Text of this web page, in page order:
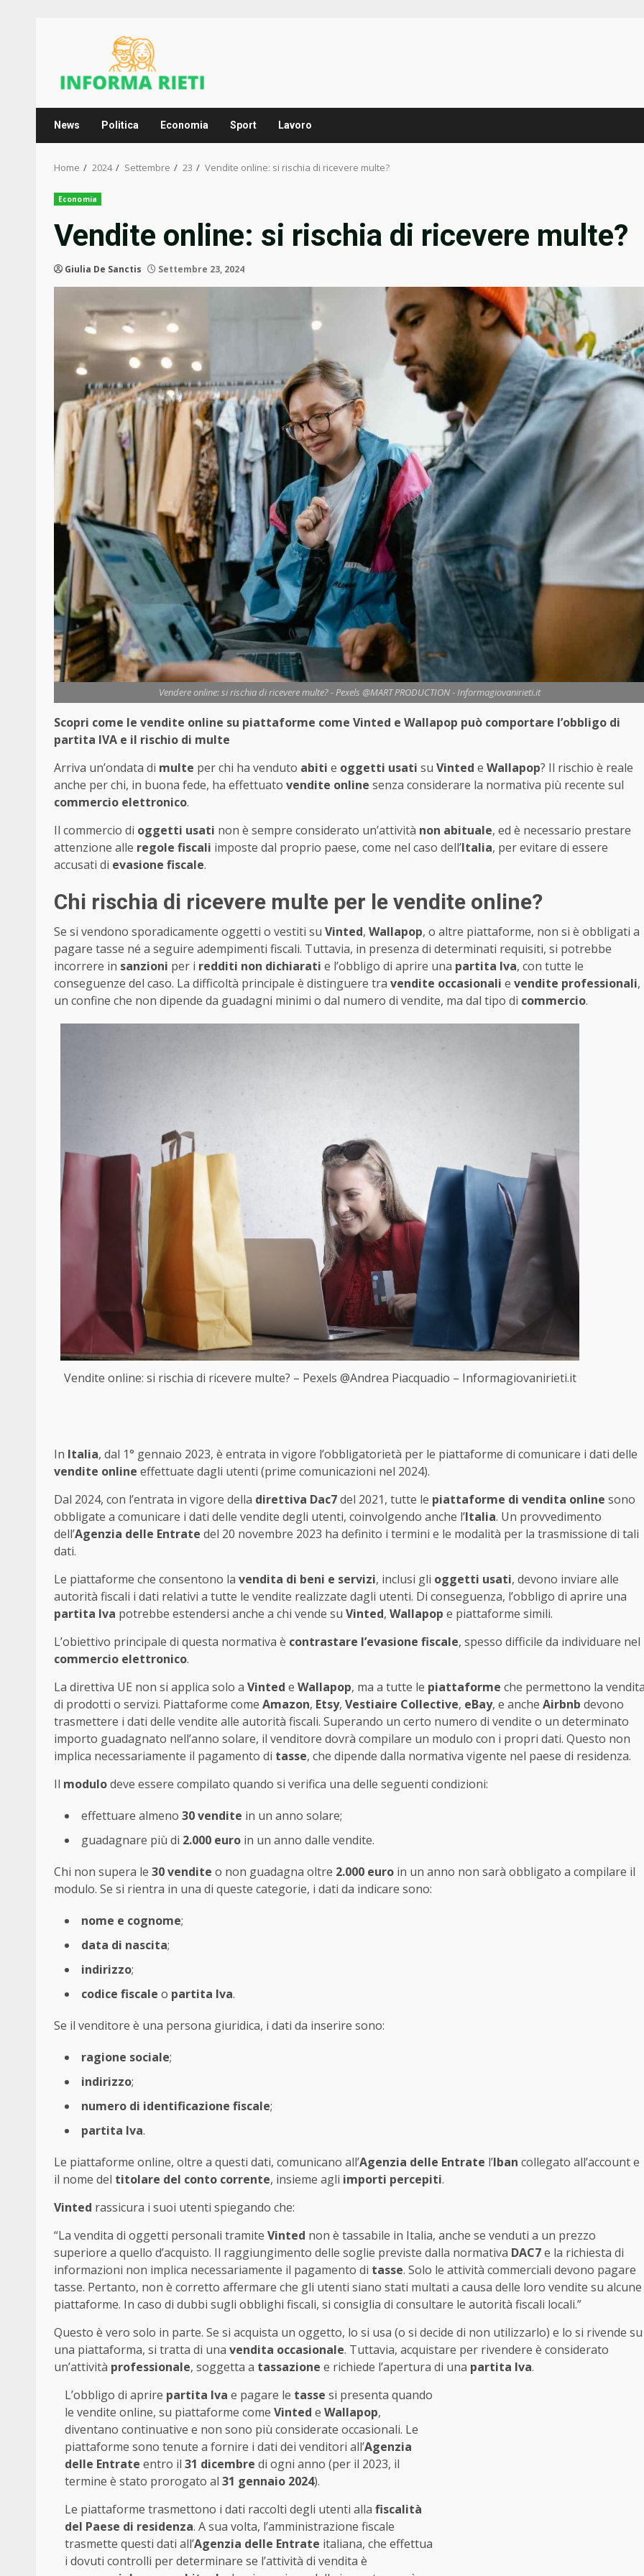
News Politica Economia Sport Lavoro
Home 2024 Settembre 23 Vendite online: si rischia di ricevere multe?
Economia
Vendite online: si rischia di ricevere multe?
Giulia De Sanctis Settembre 23, 2024
Vendere online: si rischia di ricevere multe? - Pexels @MART PRODUCTION - Informagiovanirieti.it
Scopri come le vendite online su piattaforme come Vinted e Wallapop può comportare l’obbligo di
partita IVA e il rischio di multe
Arriva un’ondata di multe per chi ha venduto abiti e oggetti usati su Vinted e Wallapop? Il rischio è reale
anche per chi, in buona fede, ha effettuato vendite online senza considerare la normativa più recente sul
commercio elettronico.
Il commercio di oggetti usati non è sempre considerato un’attività non abituale, ed è necessario prestare
attenzione alle regole fiscali imposte dal proprio paese, come nel caso dell’Italia, per evitare di essere
accusati di evasione fiscale.
Chi rischia di ricevere multe per le vendite online?
Se si vendono sporadicamente oggetti o vestiti su Vinted, Wallapop, o altre piattaforme, non si è obbligati a
pagare tasse né a seguire adempimenti fiscali. Tuttavia, in presenza di determinati requisiti, si potrebbe
incorrere in sanzioni per i redditi non dichiarati e l’obbligo di aprire una partita Iva, con tutte le
conseguenze del caso. La difficoltà principale è distinguere tra vendite occasionali e vendite professionali,
un confine che non dipende da guadagni minimi o dal numero di vendite, ma dal tipo di commercio.
Vendite online: si rischia di ricevere multe? – Pexels @Andrea Piacquadio – Informagiovanirieti.it
In Italia, dal 1° gennaio 2023, è entrata in vigore l’obbligatorietà per le piattaforme di comunicare i dati delle
vendite online effettuate dagli utenti (prime comunicazioni nel 2024).
Dal 2024, con l’entrata in vigore della direttiva Dac7del 2021, tutte le piattaforme di vendita online sono
obbligate a comunicare i dati delle vendite degli utenti, coinvolgendo anche l’Italia. Un provvedimento
dell’Agenzia delle Entrate del 20 novembre 2023 ha definito i termini e le modalità per la trasmissione di tali
dati.
Le piattaforme che consentono la vendita di beni e servizi, inclusi gli oggetti usati, devono inviare alle
autorità fiscali i dati relativi a tutte le vendite realizzate dagli utenti. Di conseguenza, l’obbligo di aprire una
partita Iva potrebbe estendersi anche a chi vende su Vinted, Wallapop e piattaforme simili.
L’obiettivo principale di questa normativa è contrastare l’evasione fiscale, spesso difficile da individuare nel
commercio elettronico.
La direttiva UE non si applica solo a Vinted e Wallapop, ma a tutte le piattaforme che permettono la
di prodotti o servizi. Piattaforme come Amazon, Etsy, Vestiaire Collective, eBay, e anche Airbnb devono
trasmettere i dati delle vendite alle autorità fiscali. Superando un certo numero di vendite o un determinato
importo guadagnato nell’anno solare, il venditore dovrà compilare un modulo con i propri dati. Questo non
implica necessariamente il pagamento di tasse, che dipende dalla normativa vigente nel paese di residenza.
Il modulodeve essere compilato quando si verifica una delle seguenti condizioni:
effettuare almeno 30 vendite in un anno solare;
guadagnare più di 2.000 euro in un anno dalle vendite.
Chi non supera le 30 vendite o non guadagna oltre 2.000 euro in un anno non sarà obbligato a compilare il
modulo. Se si rientra in una di queste categorie, i dati da indicare sono:
nome e cognome;
data di nascita;
indirizzo;
codice fiscale o partita Iva.
Se il venditore è una persona giuridica, i dati da inserire sono:
ragione sociale;
indirizzo;
numero di identificazione fiscale;
partita Iva.
Le piattaforme online, oltre a questi dati, comunicano all’Agenzia delle Entrate l’Iban collegato all’account e
il nome del titolare del conto corrente, insieme agli importi percepiti.
Vinted rassicura i suoi utenti spiegando che:
“La vendita di oggetti personali tramite Vinted non è tassabile in Italia, anche se venduti a un prezzo
superiore a quello d’acquisto. Il raggiungimento delle soglie previste dalla normativa DAC7e la richiesta di
informazioni non implica necessariamente il pagamento di tasse. Solo le attività commerciali devono pagare
tasse. Pertanto, non è corretto affermare che gli utenti siano stati multati a causa delle loro vendite su alcune
piattaforme. In caso di dubbi sugli obblighi fiscali, si consiglia di consultare le autorità fiscali locali.”
Questo è vero solo in parte. Se si acquista un oggetto, lo si usa (o si decide di non utilizzarlo) e lo si rivende su
una piattaforma, si tratta di una vendita occasionale. Tuttavia, acquistare per rivendere è considerato
un’attività professionale, soggetta a tassazione e richiede l’apertura di una partita Iva.
L’obbligo di aprire partita Iva e pagare le tasse si presenta quando
le vendite online, su piattaforme come Vinted e Wallapop,
diventano continuative e non sono più considerate occasionali. Le
piattaforme sono tenute a fornire i dati dei venditori all’Agenzia
delle Entrate entro il 31 dicembre di ogni anno (per il 2023, il
termine è stato prorogato al 31 gennaio 2024).
Le piattaforme trasmettono i dati raccolti degli utenti alla fiscalità
del Paese di residenza. A sua volta, l’amministrazione fiscale
trasmette questi dati all’Agenzia delle Entrate italiana, che effettua
i dovuti controlli per determinare se l’attività di vendita è